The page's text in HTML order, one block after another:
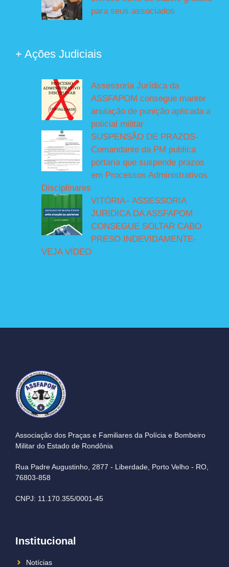
para seus associados
+ Ações Judiciais
Assessoria Jurídica da
ASSFAPOM consegue manter
anulação de punição aplicada a
policial militar
SUSPENSÃO DE PRAZOS-
Comandante da PM publica
portaria que suspende prazos
em Processos Administrativos
Disciplinares
VITÓRIA– ASSESSORIA
JURÍDICA DA ASSFAPOM
CONSEGUE SOLTAR CABO
PRESO INDEVIDAMENTE-
VEJA VÍDEO
Associação dos Praças e Familiares da Polícia e Bombeiro
Militar do Estado de Rondônia
Rua Padre Augustinho, 2877 - Liberdade, Porto Velho - RO,
76803-858
CNPJ: 11.170.355/0001-45
Institucional
Notícias